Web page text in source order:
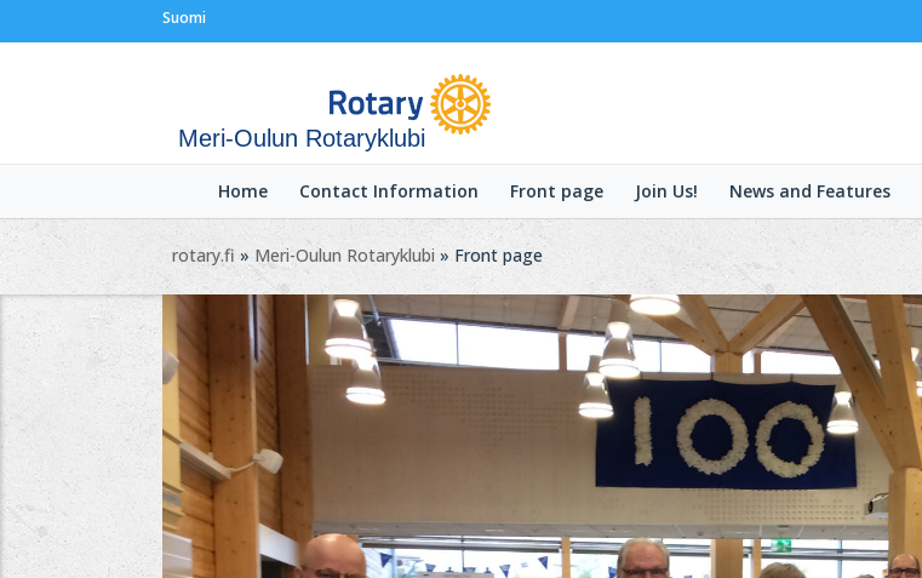
Suomi
Meri-Oulun Rotaryklubi
Home Contact Information Front page Join Us! News and Features
rotary.fi »Meri-Oulun Rotaryklubi » Front page